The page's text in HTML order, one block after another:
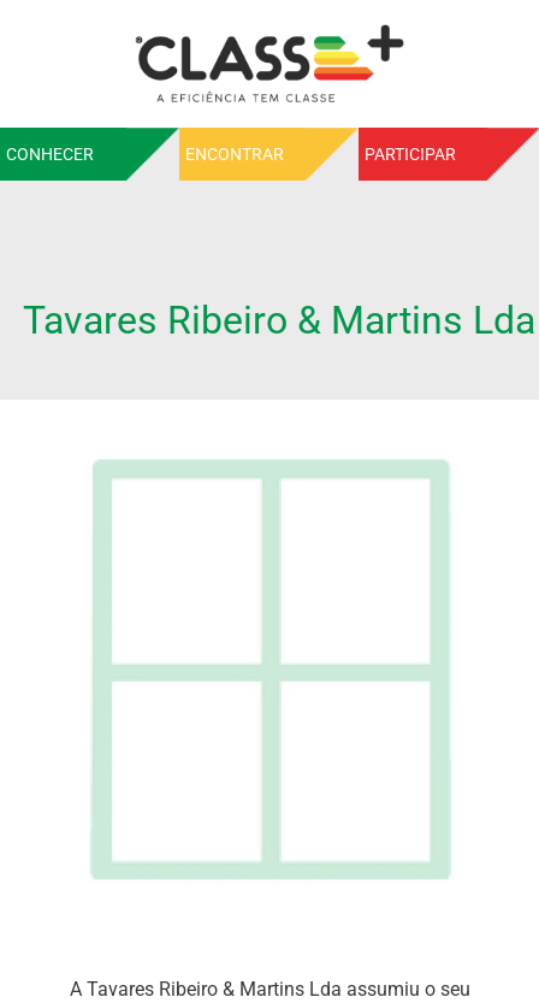
CONHECER ENCONTRAR PARTICIPAR
Tavares Ribeiro & Martins Lda
A Tavares Ribeiro & Martins Lda assumiu o seu